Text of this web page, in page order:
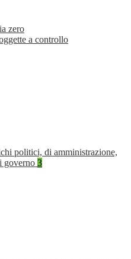
zero
a controllo
politici, di amministrazione,
governo 3